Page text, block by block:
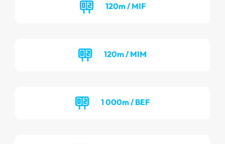
120m / MIF
120m / MIM
1 000m / BEF